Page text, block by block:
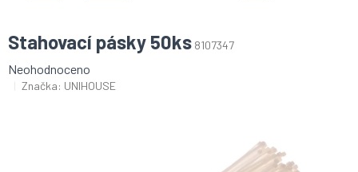
Stahovací pásky 50ks 8107347
Průměrné
hodnocení
Neohodnoceno
Značka: UNIHOUSE